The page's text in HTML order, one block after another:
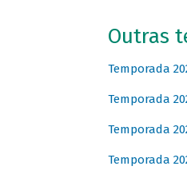
Outras
Temporada
Temporada
Temporada
Temporada